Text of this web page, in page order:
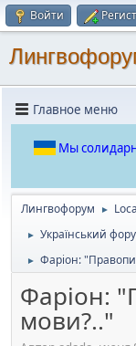
Войти
Главное меню
Мы
Лингвофорум ►
► Український
► Фаріон:
Фаріон:
мови?.."